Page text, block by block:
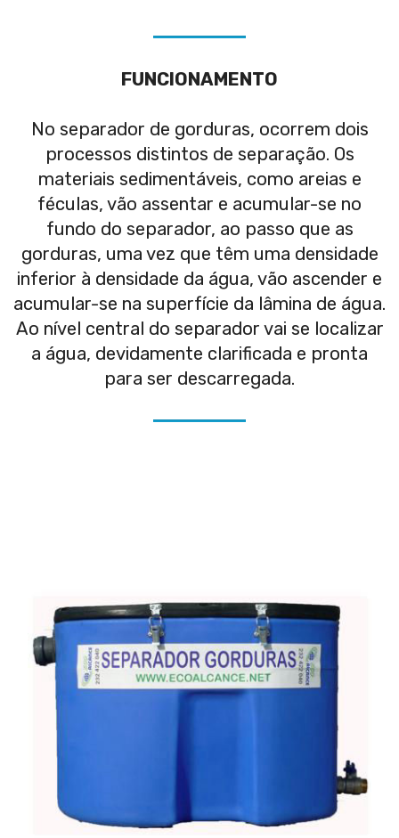
FUNCIONAMENTO
No separador de gorduras, ocorrem dois
processos distintos de separação. Os
materiais sedimentáveis, como areias e
féculas, vão assentar e acumular-se no
fundo do separador, ao passo que as
gorduras, uma vez que têm uma densidade
inferior à densidade da água, vão ascender e
acumular-se na superfície da lâmina de água.
Ao nível central do separador vai se localizar
a água, devidamente clarificada e pronta
para ser descarregada.